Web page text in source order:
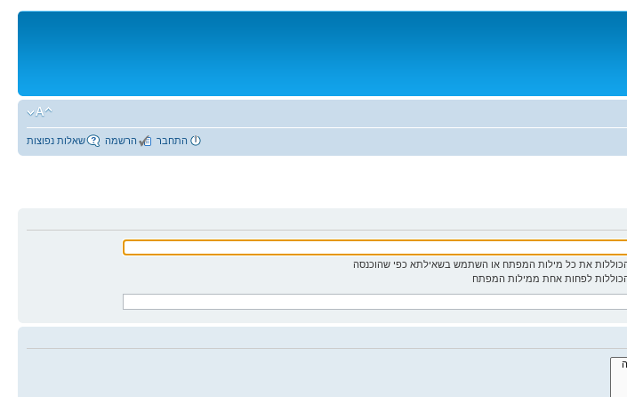
שאלות נפוצות הרשמה התחבר
את כל מילות המפתח או השתמש בשאילתא כפי שהוכנסה
לפחות אחת ממילות המפתח